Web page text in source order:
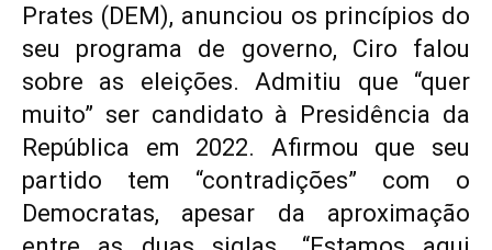
Prates (DEM), anunciou os princípios do
seu programa de governo, Ciro falou
sobre as eleições. Admitiu que “quer
muito” ser candidato à Presidência da
República em 2022. Afirmou que seu
partido tem “contradições” com o
Democratas, apesar da aproximação